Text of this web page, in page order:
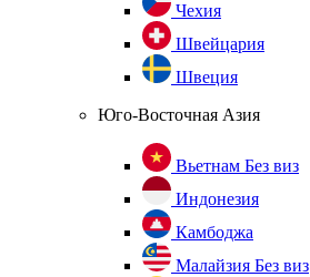
Чехия
Швейцария
Швеция
Юго-Восточная Азия
Вьетнам Без виз
Индонезия
Камбоджа
Малайзия Без виз